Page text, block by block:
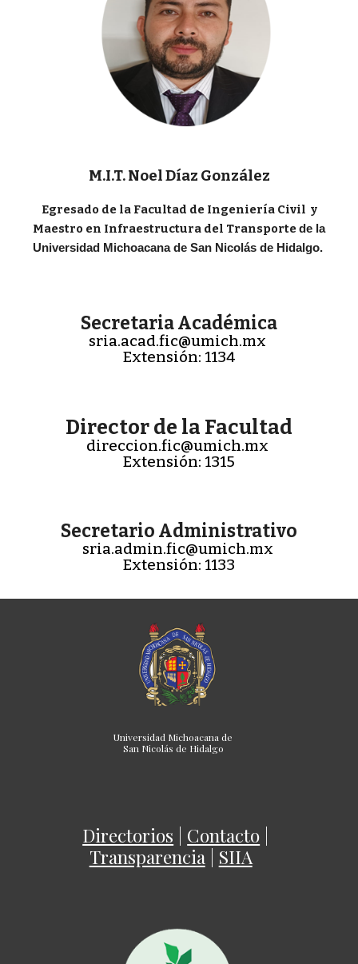
M.I.T. Noel Díaz González
Egresado de la Facultad de Ingeniería Civil y
Maestro en Infraestructura del Transporte de la
Universidad Michoacana de San Nicolás de Hidalgo.
Secretaria Académica
sria.acad.fic@umich.mx
Extensión: 1134
Director de la Facultad
direccion.fic@umich.mx
Extensión: 1315
Secretario Administrativo
sria.admin.fic@umich.mx
Extensión: 1133
Universidad Michoacana de
San Nicolás de Hidalgo
Directorios Contacto
Transparencia| SIIA